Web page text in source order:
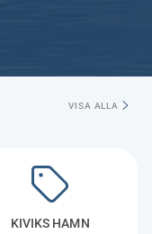
VISA ALLA
KIVIKS HAMN